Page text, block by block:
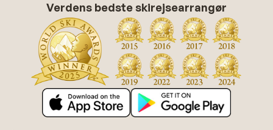
Verdens bedste skirejsearrangør